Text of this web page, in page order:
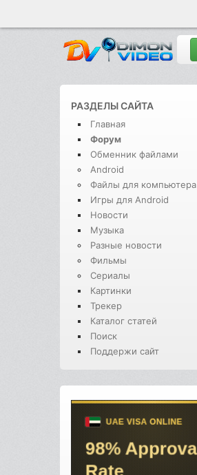
РАЗДЕЛЫ САЙТА
Главная
Форум
Обменник файлами
Android
Файлы для компьютера
Игры для Android
Новости
Музыка
Разные новости
Фильмы
Сериалы
Картинки
Трекер
Каталог статей
Поиск
Поддержи сайт